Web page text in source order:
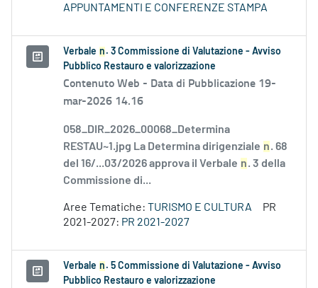
APPUNTAMENTI E CONFERENZE STAMPA
Verbale n . 3 Commissione di Valutazione - Avviso
Pubblico Restauro e valorizzazione
Contenuto Web - Data di Pubblicazione 19-
mar-2026 14.16
058_DIR_2026_00068_Determina
RESTAU~1.jpg La Determina dirigenziale n. 68
del 16/...03/2026 approva il Verbale n. 3 della
Commissione di...
Aree Tematiche: TURISMO E CULTURA
PR
2021-2027: PR 2021-2027
Verbale n . 5 Commissione di Valutazione - Avviso
Pubblico Restauro e valorizzazione